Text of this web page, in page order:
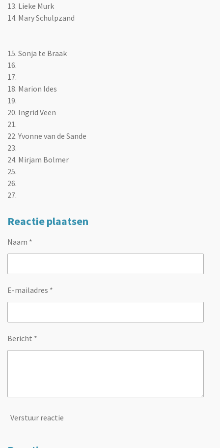
13. Lieke Murk
14. Mary Schulpzand
15. Sonja te Braak
16.
17.
18. Marion Ides
19.
20. Ingrid Veen
21.
22. Yvonne van de Sande
23.
24. Mirjam Bolmer
25.
26.
27.
Reactie plaatsen
Naam *
E-mailadres *
Bericht *
Verstuur reactie